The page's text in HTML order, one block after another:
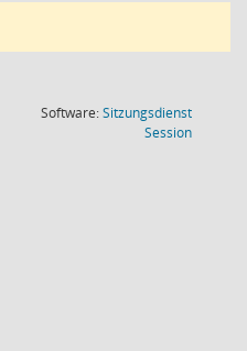
Software:Sitzungsdienst
Session(Wird in